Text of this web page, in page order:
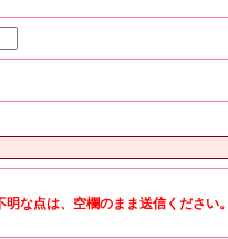
な点は、空欄のまま送信ください。